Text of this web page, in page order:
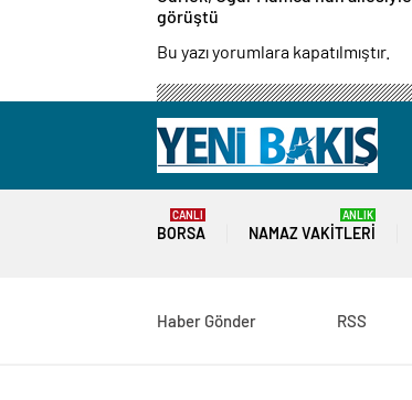
görüştü
Bu yazı yorumlara kapatılmıştır.
BORSA
CANLI
NAMAZ VAKITLERI
ANLIK
Haber Gönder RSS